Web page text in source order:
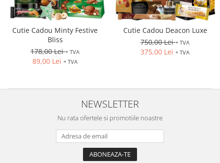
Cutie Cadou Minty Festive
Bliss
178,00 Lei+ TVA
89,00 Lei + TVA
Cutie Cadou Deacon Luxe
750,00 Lei+ TVA
375,00 Lei + TVA
NEWSLETTER
Nu rata ofertele si promotiile noastre